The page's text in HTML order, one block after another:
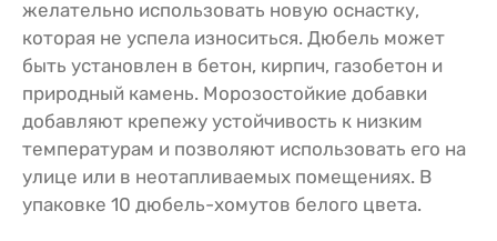
желательно использовать новую оснастку,
которая не успела износиться. Дюбель может
быть установлен в бетон, кирпич, газобетон и
природный камень. Морозостойкие добавки
добавляют крепежу устойчивость к низким
температурам и позволяют использовать его на
улице или в неотапливаемых помещениях. В
упаковке 10 дюбель-хомутов белого цвета.